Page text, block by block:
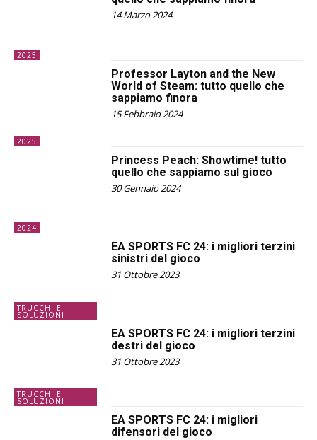
2025
14 Marzo 2024
2025
Professor Layton and the New
World of Steam: tutto quello che
sappiamo finora
15 Febbraio 2024
2024
Princess Peach: Showtime! tutto
quello che sappiamo sul gioco
30 Gennaio 2024
TRUCCHI E
SOLUZIONI
EA SPORTS FC 24: i migliori terzini
sinistri del gioco
31 Ottobre 2023
TRUCCHI E
SOLUZIONI
EA SPORTS FC 24: i migliori terzini
destri del gioco
31 Ottobre 2023
EA SPORTS FC 24: i migliori
difensori del gioco